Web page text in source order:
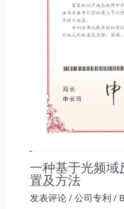
一种基于光频域
置及方法
发表评论/公司专利 /